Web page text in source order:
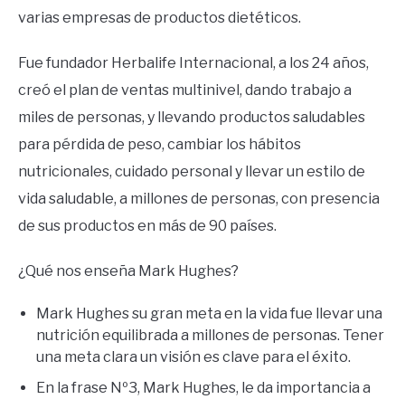
varias empresas de productos dietéticos.
Fue fundador Herbalife Internacional, a los 24 años,
creó el plan de ventas multinivel, dando trabajo a
miles de personas, y llevando productos saludables
para pérdida de peso, cambiar los hábitos
nutricionales, cuidado personal y llevar un estilo de
vida saludable, a millones de personas, con presencia
de sus productos en más de 90 países.
¿Qué nos enseña Mark Hughes?
Mark Hughes su gran meta en la vida fue llevar una
nutrición equilibrada a millones de personas. Tener
una meta clara un visión es clave para el éxito.
En la frase Nº3, Mark Hughes, le da importancia a